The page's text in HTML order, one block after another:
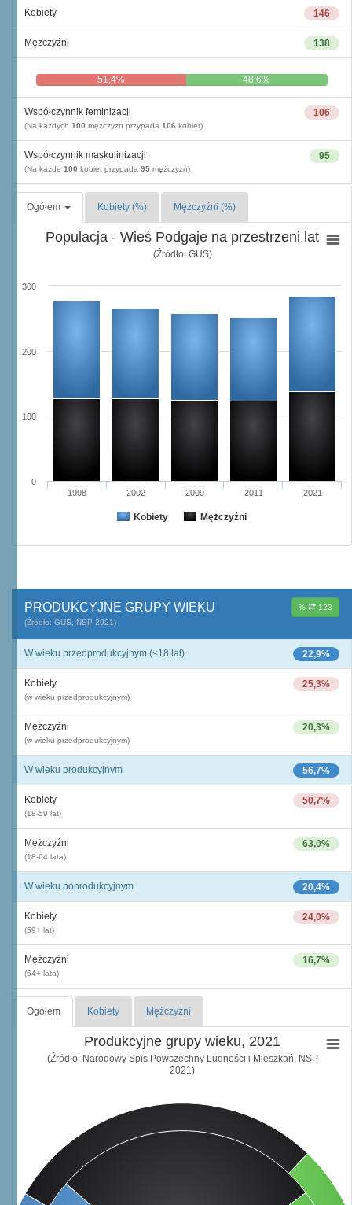
146
Kobiety
138
Mężczyźni
51,4% 48,6%
106
Współczynnik feminizacji
(Na każdych 100 mężczyzn przypada 106 kobiet)
95
Współczynnik maskulinizacji
(Na każde 100 kobiet przypada 95 mężczyzn)
Ogółem Kobiety (%) Mężczyźni (%)
Populacja - Wieś Podgaje na przestrzeni lat
(Źródło: GUS)
Kobiety Mężczyźni
1998 2002 2009 2011 2021
0
100
200
300
% 123
PRODUKCYJNE GRUPY WIEKU
(Źródło: GUS, NSP 2021)
22,9%
W wieku przedprodukcyjnym (<18 lat)
25,3%
Kobiety
(w wieku przedprodukcyjnym)
20,3%
Mężczyźni
(w wieku przedprodukcyjnym)
56,7%
W wieku produkcyjnym
50,7%
Kobiety
(18-59 lat)
63,0%
Mężczyźni
(18-64 lata)
20,4%
W wieku poprodukcyjnym
24,0%
Kobiety
(59+ lat)
16,7%
Mężczyźni
(64+ lata)
Ogółem Kobiety Mężczyźni
Produkcyjne grupy wieku, 2021
(Źródło: Narodowy Spis Powszechny Ludności i Mieszkań, NSP
2021)